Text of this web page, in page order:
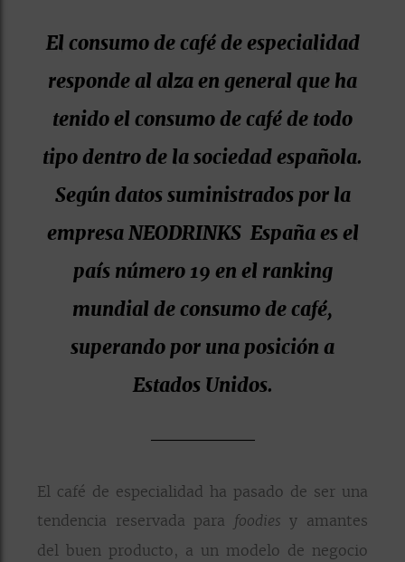
El consumo de café de especialidad
responde al alza en general que ha
tenido el consumo de café de todo
tipo dentro de la sociedad española.
Según datos suministrados por la
empresa NEODRINKS España es el
país número 19 en el ranking
mundial de consumo de café,
superando por una posición a
Estados Unidos.
El café de especialidad ha pasado de ser una
tendencia reservada para foodies y amantes
del buen producto, a un modelo de negocio